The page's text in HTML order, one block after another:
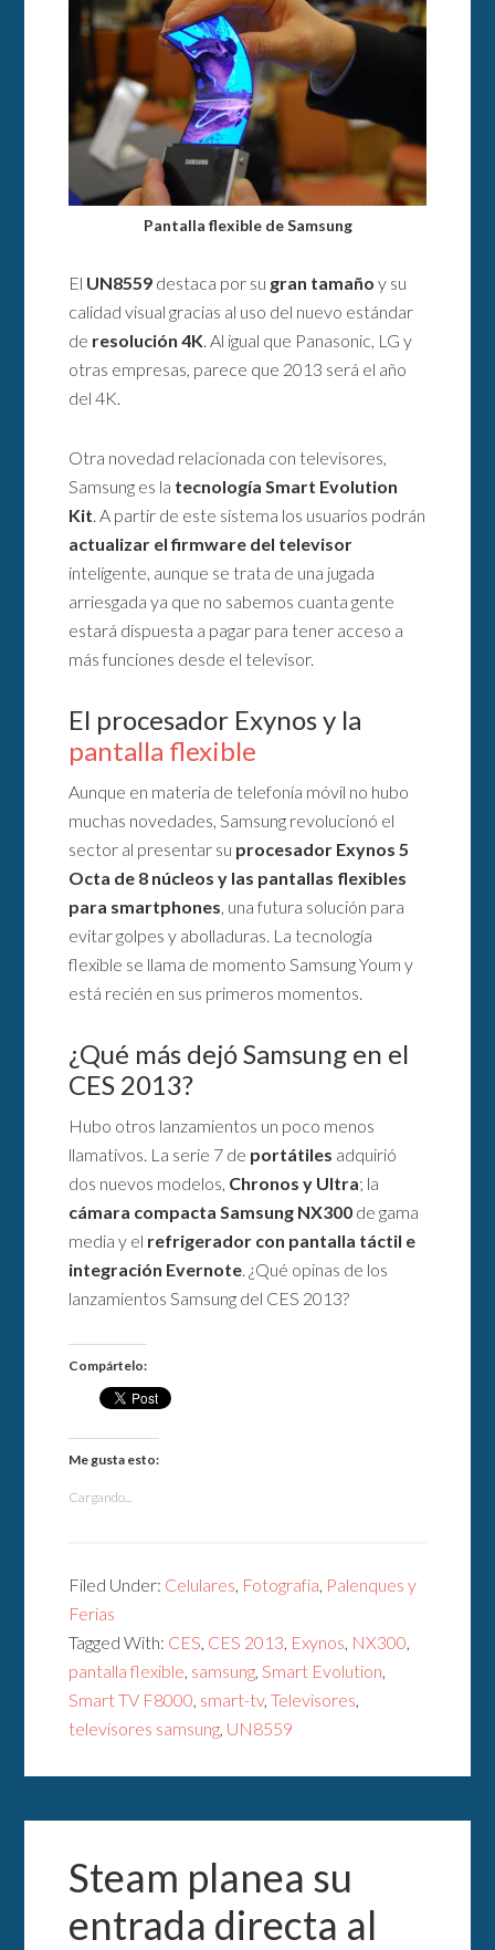
Pantalla flexible de Samsung
El UN8559 destaca por su gran tamaño y su
calidad visual gracias al uso del nuevo estándar
de resolución 4K. Al igual que Panasonic, LG y
otras empresas, parece que 2013 será el año
del 4K.
Otra novedad relacionada con televisores,
Samsung es la tecnología Smart Evolution
Kit. A partir de este sistema los usuarios podrán
actualizar el firmware del televisor
inteligente, aunque se trata de una jugada
arriesgada ya que no sabemos cuanta gente
estará dispuesta a pagar para tener acceso a
más funciones desde el televisor.
El procesador Exynos y la
pantalla flexible
Aunque en materia de telefonía móvil no hubo
muchas novedades, Samsung revolucionó el
sector al presentar su procesador Exynos 5
Octa de 8 núcleos y las pantallas flexibles
para smartphones, una futura solución para
evitar golpes y abolladuras. La tecnología
flexible se llama de momento Samsung Youm y
está recién en sus primeros momentos.
¿Qué más dejó Samsung en el
CES 2013?
Hubo otros lanzamientos un poco menos
llamativos. La serie 7 de portátiles adquirió
dos nuevos modelos, Chronos y Ultra; la
cámara compacta Samsung NX300 de gama
media y el refrigerador con pantalla táctil e
integración Evernote. ¿Qué opinas de los
lanzamientos Samsung del CES 2013?
Compártelo:
Me gusta esto:
Cargando...
Filed Under: Celulares, Fotografía, Palenques y
Ferias
Tagged With: CES, CES 2013, Exynos, NX300,
pantalla flexible, samsung,Smart Evolution,
Smart TV F8000, smart-tv,Televisores,
televisores samsung, UN8559
Steam planea su
entrada directa al